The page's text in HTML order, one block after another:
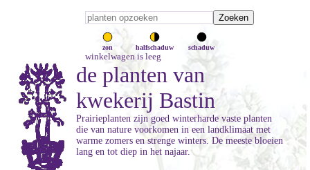
zon halfschaduw schaduw
winkelwagen is leeg
de planten van
kwekerij Bastin
Prairieplanten zijn goed winterharde vaste planten
die van nature voorkomen in een landklimaat met
warme zomers en strenge winters. De meeste bloeien
lang en tot diep in het najaar.